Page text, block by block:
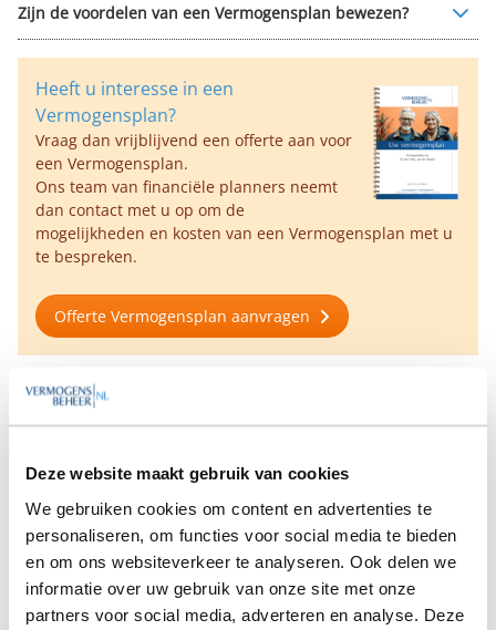
Deze website maakt gebruik van cookies
We gebruiken cookies om content en advertenties te
personaliseren, om functies voor social media te bieden
en om ons websiteverkeer te analyseren. Ook delen we
informatie over uw gebruik van onze site met onze
partners voor social media, adverteren en analyse. Deze
Zijn de voordelen van een Vermogensplan bewezen?
Heeft u interesse in een
Vermogensplan?
Vraag dan vrijblijvend een offerte aan voor
een Vermogensplan.
Ons team van financiële planners neemt
dan contact met u op om de
mogelijkheden en kosten van een Vermogensplan met u
te bespreken.
Offerte Vermogensplan aanvragen
Verdient het Vermogensplan zich terug door een
nodig?
Kan ik voor een Vermogensplan ook bij een
vermogensbeheerder terecht?
U verkoopt dit als maatwerk, maar is het niet veel
standaardisatie?